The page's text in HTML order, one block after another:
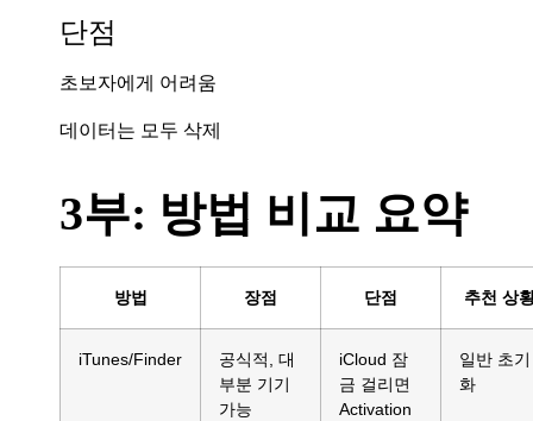
단점
초보자에게 어려움
데이터는 모두 삭제
3부: 방법 비교 요약
방법 장점 단점 추천 상
iTunes/Finder
공식적, 대
부분 기기
가능
iCloud 잠
금 걸리면
Activation
일반 초기
화